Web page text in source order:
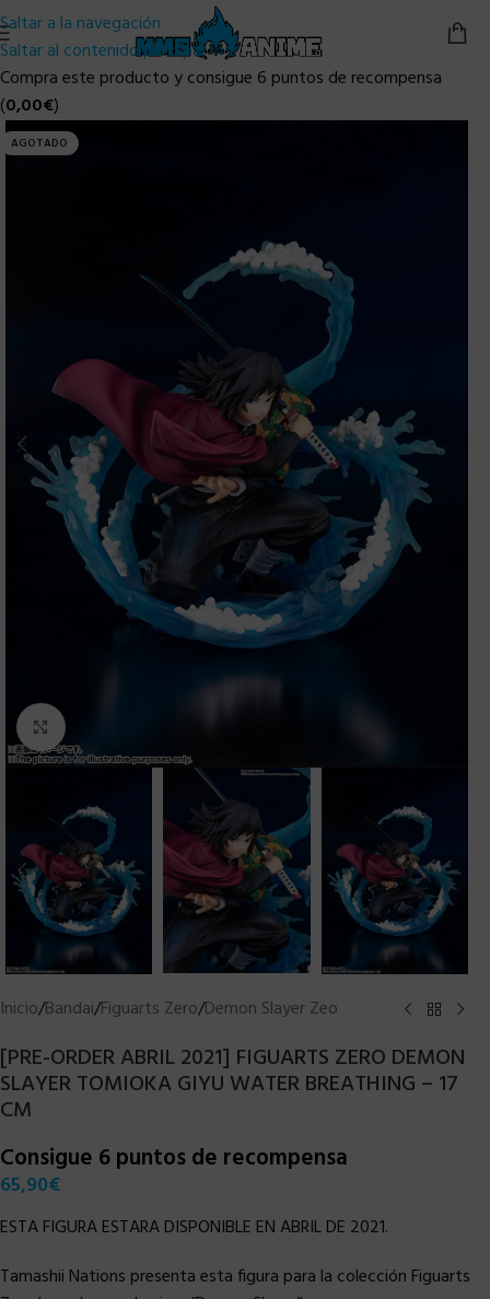
Saltar a la navegación
Saltar al contenido principal
Compra este producto y consigue 6 puntos de recompensa
(0,00€)
AGOTADO
Clic para ampliar
Inicio/Bandai/Figuarts Zero/Demon Slayer Zeo
[PRE-ORDER ABRIL 2021] FIGUARTS ZERO DEMON
SLAYER TOMIOKA GIYU WATER BREATHING – 17
CM
Consigue 6 puntos de recompensa
65,90€
ESTA FIGURA ESTARA DISPONIBLE EN ABRIL DE 2021.
Tamashii Nations presenta esta figura para la colección Figuarts